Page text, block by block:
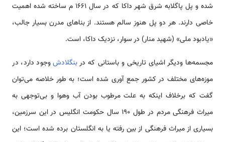
شده و پل پاگلابه شرق شهر داکا که در سال 1661 م ساخته شده اهمیت
خاصی دارند. هر دو پل هنوز سالم هستند. از بناهای مدرن بسیار جالب،
«یادبود ملی» (شهید منار) در سوار، نزدیک داکا، است.
مجسمه‌ها ودیگر اشیای تاریخی و باستانی که دربنگلادشوجود دارد، در
موزه‌های مختلف در کشور جمع آوری شده است؛ به طور خلاصه می‌توان
گفت که برخلاف اینکه به علت مرطوب بودن آب وهوا و بی‌توجهی به
میراث فرهنگی مردم در طول 190 سال حکومت انگلیس در این سرزمین،
بسیاری از میراث فرهنگی از بین رفته یا به انگلستان برده شده است؛ این